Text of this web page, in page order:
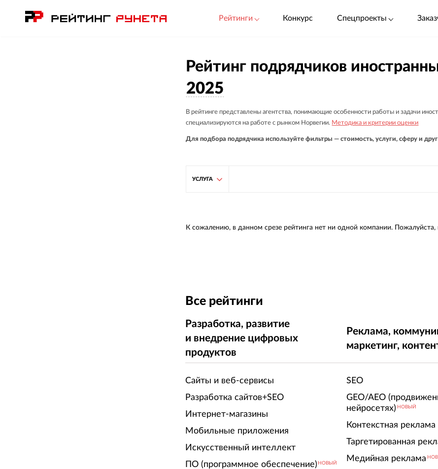
Рейтинги Конкурс Спецпроекты
Рейтинг подрядчиков
2025
В рейтинге представлены агентства, понимающие особенности работы и задачи
специализируются на работе с рынком Норвегии. Методика и критерии оценки
Для подбора подрядчика используйте фильтры — стоимость, услуги, сферу и
УСЛУГА
К сожалению, в данном срезе рейтинга нет ни одной компании. Пожалуйста,
Все рейтинги
Разработка, развитие
и внедрение цифровых
продуктов
Сайты и веб-сервисы
Разработка сайтов+SEO
Интернет-магазины
Мобильные приложения
Искусственный интеллект
ПО (программное обеспечение) НОВЫЙ
Реклама,
маркетинг,
SEO
GEO/AEO
нейросетях) НОВЫЙ
Контекстная реклама
Таргетированная
Медийная реклама